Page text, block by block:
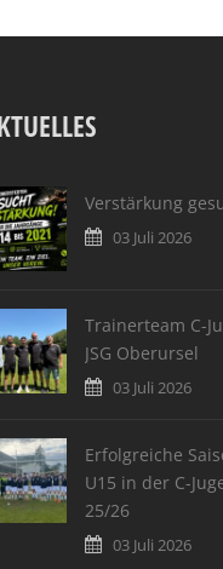
Verstärkung
03 Juli 2026
Trainerteam C-
JSG Oberursel
03 Juli 2026
Erfolgreiche
U15 in der C-
25/26
03 Juli 2026